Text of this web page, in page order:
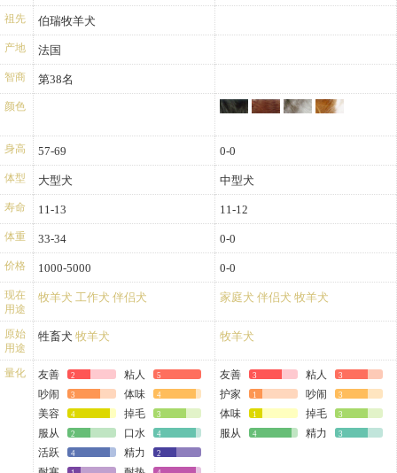
祖先 伯瑞牧羊犬
产地 法国
智商 第38名
颜色
身高 57-69 0-0
体型 大型犬 中型犬
寿命 11-13 11-12
体重 33-34 0-0
价格 1000-5000 0-0
现在
用途
牧羊犬 工作犬 伴侣犬 家庭犬 伴侣犬 牧羊犬
原始
用途
牲畜犬牧羊犬 牧羊犬
量化 友善 2 粘人 5
吵闹 3 体味 4
美容 4 掉毛 3
服从 2 口水 4
活跃 4 精力 2
友善 3 粘人 3
护家 1 吵闹 3
体味 1 掉毛 3
服从 4 精力 3